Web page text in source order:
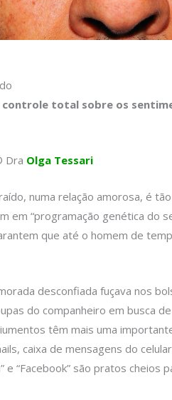
controle total sobre os
Dra Olga Tessari
numa relação amorosa, é
em “programação genética do
que até o homem de
desconfiada fuçava nos
do companheiro em busca
têm mais uma
caixa de mensagens do
e “Facebook” são pratos cheios